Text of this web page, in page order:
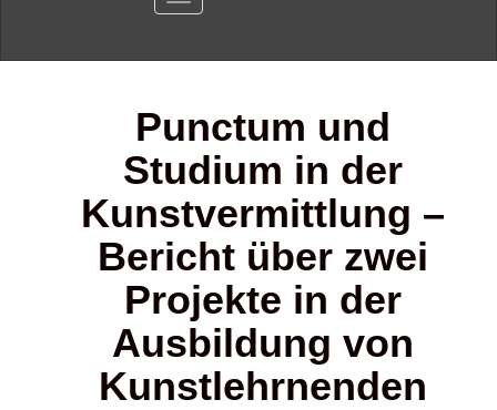
Punctum und
Studium in der
Kunstvermittlung –
Bericht über zwei
Projekte in der
Ausbildung von
Kunstlehrnenden